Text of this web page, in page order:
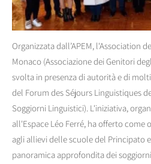
Organizzata dall’APEM, l'Association
Monaco (Associazione dei Genitori
svolta in presenza di autorità e di
del Forum des Séjours Linguistiques
Soggiorni Linguistici). L'iniziativa,
all'Espace Léo Ferré, ha offerto come
agli allievi delle scuole del Principato
panoramica approfondita dei